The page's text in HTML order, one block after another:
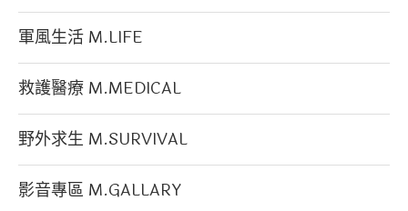
軍風生活 M.LIFE
救護醫療 M.MEDICAL
野外求生 M.SURVIVAL
影音專區 M.GALLARY